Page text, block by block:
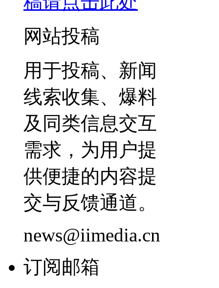
网站投稿
用于投稿、新闻
线索收集、爆料
及同类信息交互
需求，为用户提
供便捷的内容提
交与反馈通道。
news@iimedia.cn
订阅邮箱